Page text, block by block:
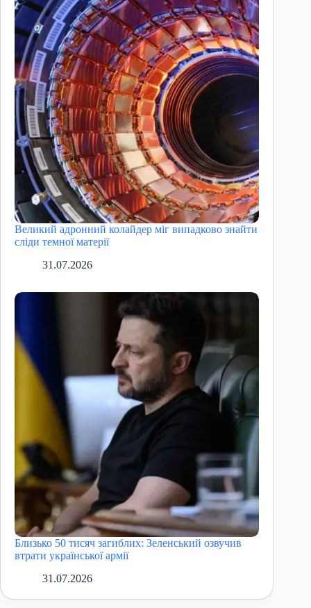
Великий адронний колайдер міг випадково знайти
сліди темної матерії
31.07.2026
Близько 50 тисяч загиблих: Зеленський озвучив
втрати української армії
31.07.2026